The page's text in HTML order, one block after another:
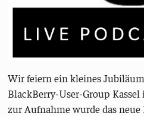
Wir feiern ein kleines
BlackBerry-User-Group
zur Aufnahme wurde das